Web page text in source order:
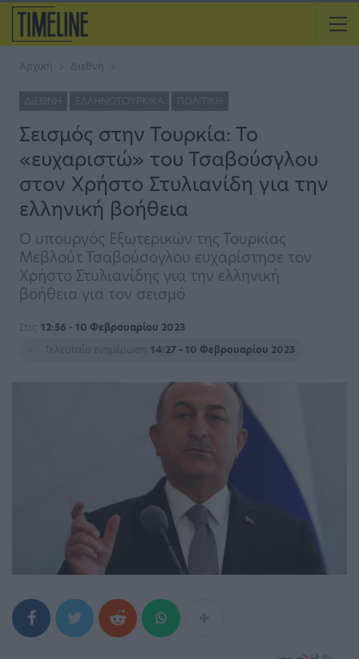
Αρχική Διεθνή
ΔΙΕΘΝΉ ΕΛΛΗΝΟΤΟΥΡΚΙΚΆ ΠΟΛΙΤΙΚΉ
Σεισμός στην Τουρκία: Το
«ευχαριστώ» του Τσαβούσγλου
στον Χρήστο Στυλιανίδη για την
ελληνική βοήθεια
Ο υπουργός Εξωτερικών της Τουρκίας
Μεβλούτ Τσαβούσογλου ευχαρίστησε τον
Χρήστο Στυλιανίδης για την ελληνική
βοήθεια για τον σεισμό
Στις 12:56 - 10 Φεβρουαρίου 2023
Τελευταία ενημέρωση
14:27 - 10 Φεβρουαρίου 2023